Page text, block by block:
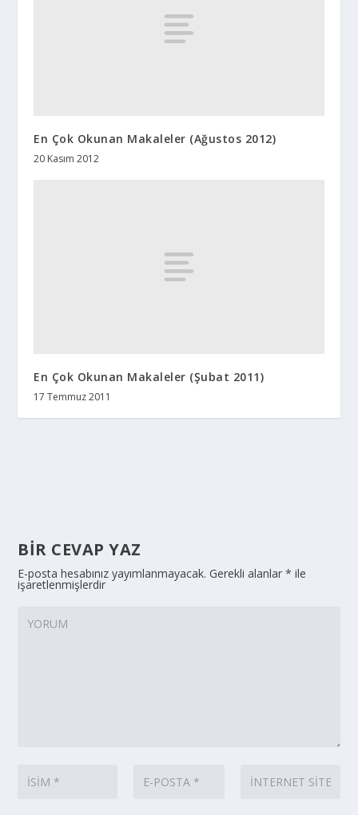
En Çok Okunan Makaleler (Ağustos 2012)
20 Kasım 2012
En Çok Okunan Makaleler (Şubat 2011)
17 Temmuz 2011
BIR CEVAP YAZ
E-posta hesabınız yayımlanmayacak. Gerekli alanlar* ile
işaretlenmişlerdir